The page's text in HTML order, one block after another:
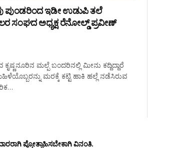
ಪುಂಡರಿಂದ ಇಡೀ ಉಡುಪಿ ತಲೆ
ಸಂಘದ ಅಧ್ಯಕ್ಷ ರೆನೋಲ್ಡ್ ಪ್ರವೀಣ್
ಮಲ್ಪೆ ಬಂದರಿನಲ್ಲಿ ಮೀನು ಕದ್ದಿದ್ದಾರೆ
ಮರಕ್ಕೆ ಕಟ್ಟಿ ಹಾಕಿ ಹಲ್ಲೆ ನಡೆಸಿರುವ
ಪ್ರೋತ್ಸಾಹಿಸಬೇಕಾಗಿ ವಿನಂತಿ.